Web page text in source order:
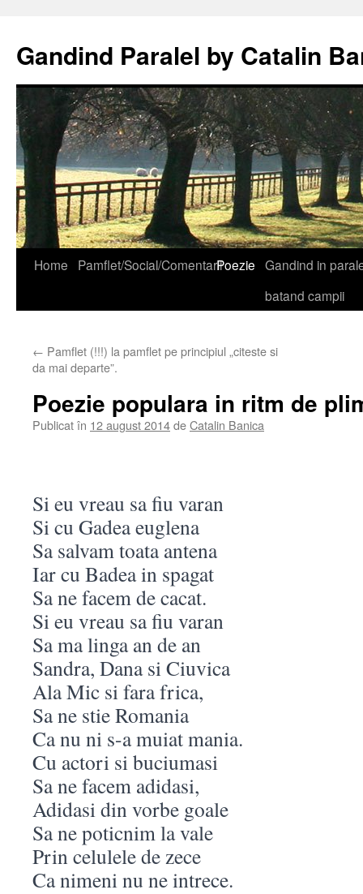
Gandind Paralel by Catalin
Sari
Home Pamflet/Social/ComentariiPoezie Gandind in
batand campii
← Pamflet (!!!) la pamflet pe principiul „citeste si
da mai departe”.
Poezie populara in ritm de
Publicat în 12 august 2014deCatalin Banica
Si eu vreau sa fiu varan
Si cu Gadea euglena
Sa salvam toata antena
Iar cu Badea in spagat
Sa ne facem de cacat.
Si eu vreau sa fiu varan
Sa ma linga an de an
Sandra, Dana si Ciuvica
Ala Mic si fara frica,
Sa ne stie Romania
Ca nu ni s-a muiat mania.
Cu actori si buciumasi
Sa ne facem adidasi,
Adidasi din vorbe goale
Sa ne poticnim la vale
Prin celulele de zece
Ca nimeni nu ne intrece.